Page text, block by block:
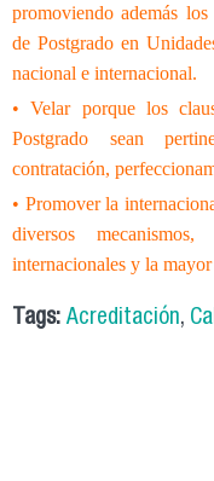
promoviendo además
de Postgrado en
nacional e internacional.
• Velar porque los
Postgrado sean
contratación,
• Promover la
diversos
internacionales y la
Tags: Acreditación,